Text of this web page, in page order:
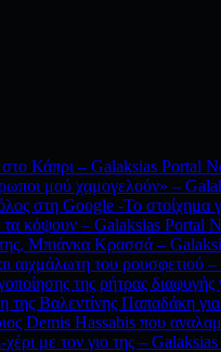
στο Κάπρι – Galaksias Portal
μού χαμογελούν» –
στη Google -Το
τα κόψουν – Galaksias Portal
Μπιάνκα Κρασσά –
αιχμάλωτη του ρουσφετιού
της ρήτρας
της Βαλεντίνης Παπαδάκη
Demis Hassabis που
με τον γιο της –